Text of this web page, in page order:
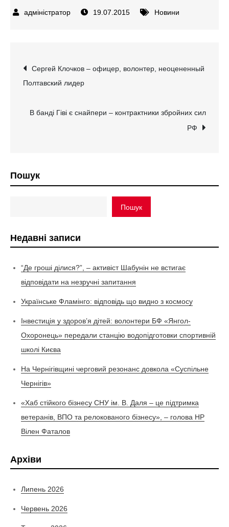
19.07.2015 Новини
Навігація
записів
Сергей Клочков – офицер, волонтер, неоцененный
Полтавский лидер
В банді Гіві є снайпери – контрактники збройних сил
РФ
Пошук
Пошук
Недавні записи
“Де гроші ділися?”, – активіст Шабунін не встигає
відповідати на незручні запитання
Українське Фламінго: відповідь що видно з космосу
Інвестиція у здоров’я дітей: волонтери БФ «Янгол-
Охоронець» передали станцію водопідготовки спортивній
школі Києва
На Чернігівщині черговий резонанс довкола «Суспільне
Чернігів»
«Хаб стійкого бізнесу СНУ ім. В. Даля – це підтримка
ветеранів, ВПО та релокованого бізнесу», – голова НР
Вілен Фаталов
Архіви
Липень 2026
Червень 2026